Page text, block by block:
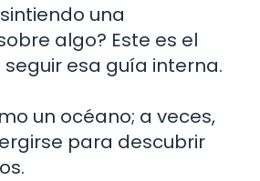
una
algo? Este es el
esa guía interna.
un océano; a veces,
para descubrir